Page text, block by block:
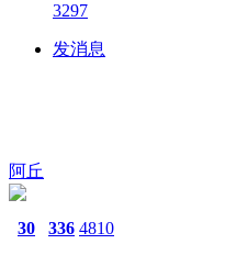
3297
发消息
阿丘
30 336 4810